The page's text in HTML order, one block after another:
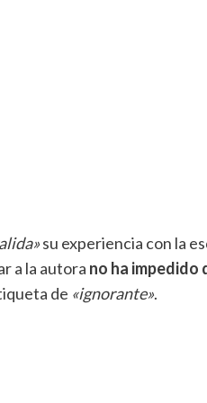
su experiencia con la
a la autora no ha impedido
de «ignorante».